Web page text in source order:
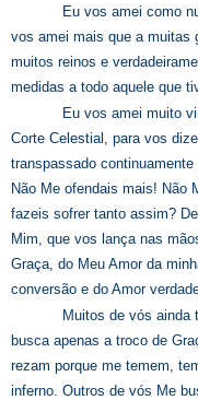
Eu vos amei como
vos amei mais que a muitas
muitos reinos e
medidas a todo aquele que
Eu vos amei muito
Corte Celestial, para vos
transpassado
Não Me ofendais mais! Não
fazeis sofrer tanto assim?
Mim, que vos lança nas
Graça, do Meu Amor da
conversão e do Amor
Muitos de vós ainda
busca apenas a troco de
rezam porque me temem,
inferno. Outros de vós Me